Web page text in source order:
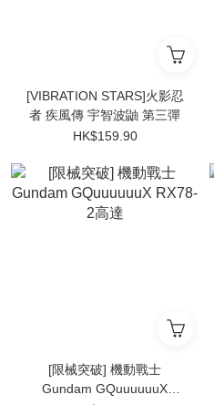
[VIBRATION STARS]火影忍
者 疾風傳 宇智波鼬 第三彈
HK$159.90
[限械突破] 機動戰士
Gundam GQuuuuuuX